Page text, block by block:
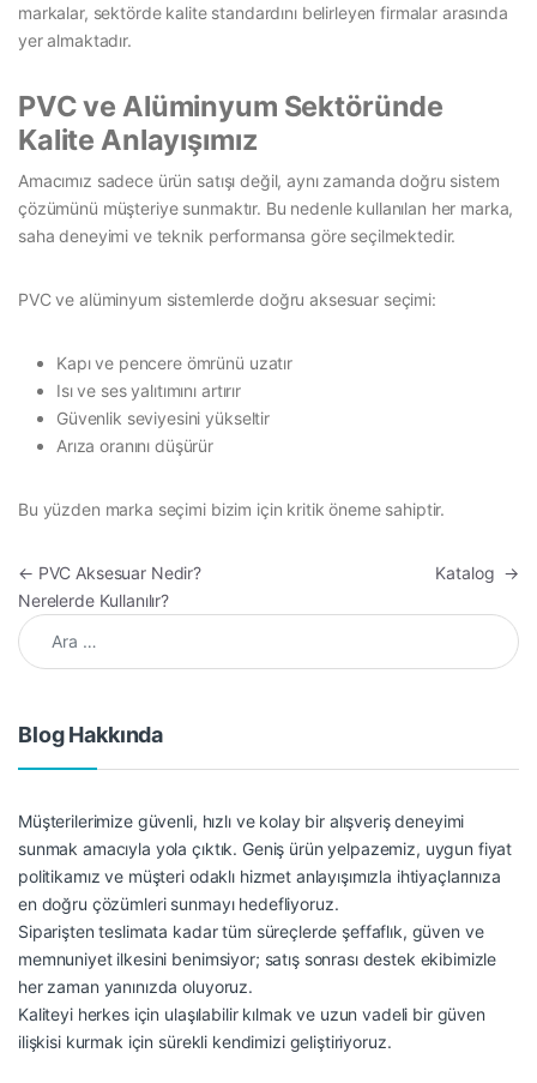
markalar, sektörde kalite standardını belirleyen firmalar arasında
yer almaktadır.
PVC ve Alüminyum Sektöründe
Kalite Anlayışımız
Amacımız sadece ürün satışı değil, aynı zamanda doğru sistem
çözümünü müşteriye sunmaktır. Bu nedenle kullanılan her marka,
saha deneyimi ve teknik performansa göre seçilmektedir.
PVC ve alüminyum sistemlerde doğru aksesuar seçimi:
Kapı ve pencere ömrünü uzatır
Isı ve ses yalıtımını artırır
Güvenlik seviyesini yükseltir
Arıza oranını düşürür
Bu yüzden marka seçimi bizim için kritik öneme sahiptir.
Yazı gezinmesi
← PVC Aksesuar Nedir?
Nerelerde Kullanılır?
Katalog →
Arama:
Blog Hakkında
Müşterilerimize güvenli, hızlı ve kolay bir alışveriş deneyimi
sunmak amacıyla yola çıktık. Geniş ürün yelpazemiz, uygun fiyat
politikamız ve müşteri odaklı hizmet anlayışımızla ihtiyaçlarınıza
en doğru çözümleri sunmayı hedefliyoruz.
Siparişten teslimata kadar tüm süreçlerde şeffaflık, güven ve
memnuniyet ilkesini benimsiyor; satış sonrası destek ekibimizle
her zaman yanınızda oluyoruz.
Kaliteyi herkes için ulaşılabilir kılmak ve uzun vadeli bir güven
ilişkisi kurmak için sürekli kendimizi geliştiriyoruz.